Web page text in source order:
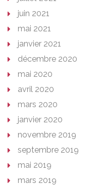
juin 2021
mai 2021
janvier 2021
décembre 2020
mai 2020
avril 2020
mars 2020
janvier 2020
novembre 2019
septembre 2019
mai 2019
mars 2019